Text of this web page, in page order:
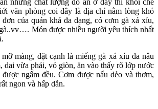
văn phòng coi đây là địa chỉ nằm lòng khó
của quán khá đa dạng, có cơm gà xá xíu,
Món được nhiều người yêu thích nhất
màng, đặt cạnh là miếng gà xá xíu da nâu
dai vừa phải, vỏ giòn, ăn vào thấy rõ lớp nước
ngấm đều. Cơm được nấu dẻo và thơm,
ngon và hấp dẫn.